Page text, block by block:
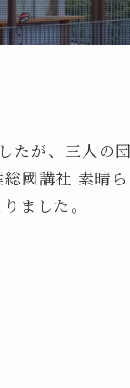
たが、三人の
國講社 素晴ら
ました。